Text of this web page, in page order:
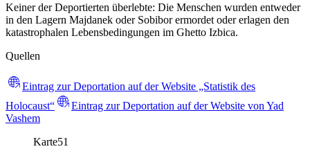
Keiner der Deportierten überlebte: Die Menschen wurden entweder
in den Lagern Majdanek oder Sobibor ermordet oder erlagen den
katastrophalen Lebensbedingungen im Ghetto Izbica.
Quellen
Eintrag zur Deportation auf der Website „Statistik des
Holocaust“
Eintrag zur Deportation auf der Website von Yad
Vashem
Karte51